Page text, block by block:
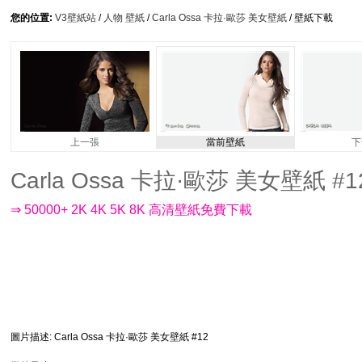
您的位置: V3壁紙站 / 人物 壁紙 /Carla Ossa 卡拉·歐莎 美女壁紙 / 壁紙下載
上一張 當前壁紙
Carla Ossa 卡拉·歐莎 美女壁紙
⇒ 50000+ 2K 4K 5K 8K 高清壁紙免費下載
圖片描述: Carla Ossa 卡拉·歐莎 美女壁紙 #12